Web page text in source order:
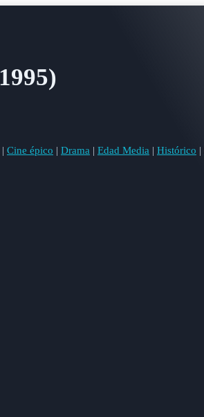
| Cine épico | Drama | Edad Media | Histórico |